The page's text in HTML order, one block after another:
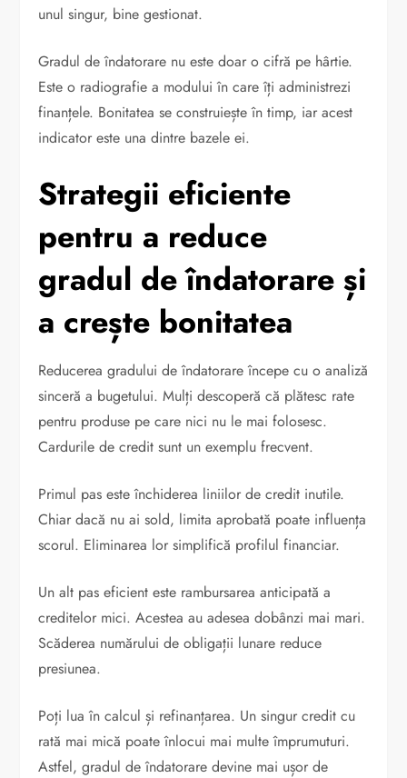
unul singur, bine gestionat.
Gradul de îndatorare nu este doar o cifră pe hârtie.
Este o radiografie a modului în care îți administrezi
finanțele. Bonitatea se construiește în timp, iar acest
indicator este una dintre bazele ei.
Strategii eficiente
pentru a reduce
gradul de îndatorare și
a crește bonitatea
Reducerea gradului de îndatorare începe cu o analiză
sinceră a bugetului. Mulți descoperă că plătesc rate
pentru produse pe care nici nu le mai folosesc.
Cardurile de credit sunt un exemplu frecvent.
Primul pas este închiderea liniilor de credit inutile.
Chiar dacă nu ai sold, limita aprobată poate influența
scorul. Eliminarea lor simplifică profilul financiar.
Un alt pas eficient este rambursarea anticipată a
creditelor mici. Acestea au adesea dobânzi mai mari.
Scăderea numărului de obligații lunare reduce
presiunea.
Poți lua în calcul și refinanțarea. Un singur credit cu
rată mai mică poate înlocui mai multe împrumuturi.
Astfel, gradul de îndatorare devine mai ușor de